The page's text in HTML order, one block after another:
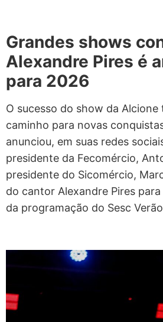
Grandes shows
Alexandre Pires é
para 2026
O sucesso do show da Alcione
caminho para novas
anunciou, em suas redes
presidente da Fecomércio,
presidente do Sicomércio,
do cantor Alexandre Pires
da programação do Sesc